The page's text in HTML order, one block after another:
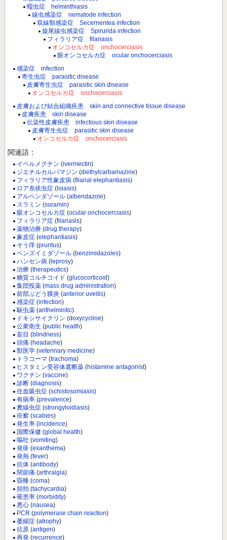
蠕虫症 helminthiasis
線虫感染症 nematode infection
双線類感染症 Secernentea infection
旋尾線虫感染症 Spirurida infection
フィラリア症 filariasis
オンコセルカ症 onchocerciasis
眼オンコセルカ症 ocular onchocerciasis
感染症 infection
寄生虫症 parasitic disease
皮膚寄生虫症 parasitic skin disease
オンコセルカ症 onchocerciasis
皮膚および結合組織疾患 skin and connective tissue disease
皮膚疾患 skin disease
伝染性皮膚疾患 infectious skin disease
皮膚寄生虫症 parasitic skin disease
オンコセルカ症 onchocerciasis
関連語：
イベルメクチン (ivermectin)
ジエチルカルバマジン (diethylcarbamazine)
フィラリア性象皮病 (filarial elephantiasis)
ロア糸状虫症 ( loiasis)
アルベンダゾール (albendazole)
スラミン (suramin)
眼オンコセルカ症 (ocular onchocerciasis)
フィラリア症 (filariasis)
薬物治療 (drug therapy)
象皮症 (elephantiasis)
そう痒 (pruritus)
ベンズイミダゾール (benzimidazoles)
ハンセン病 ( leprosy)
治療 (therapeutics)
糖質コルチコイド (glucocorticoid)
集団投薬 (mass drug administration)
前部ぶどう膜炎 (anterior uveitis)
感染症 (infection)
駆虫薬 (anthelmintic)
ドキシサイクリン (doxycycline)
公衆衛生 (public health)
盲目 (blindness)
頭痛 (headache)
獣医学 (veterinary medicine)
トラコーマ (trachoma)
ヒスタミン受容体遮断薬 (histamine antagonist)
ワクチン (vaccine)
診断 (diagnosis)
住血吸虫症 (schistosomiasis)
有病率 (prevalence)
糞線虫症 (strongyloidiasis)
疥癬 (scabies)
発生率 (incidence)
国際保健 (global health)
嘔吐 (vomiting)
発疹 (exanthema)
発熱 (fever)
抗体 (antibody)
関節痛 (arthralgia)
昏睡 (coma)
頻拍 (tachycardia)
罹患率 (morbidity)
悪心 (nausea)
PCR (polymerase chain reaction)
萎縮症 (atrophy)
抗原 (antigen)
再発 (recurrence)